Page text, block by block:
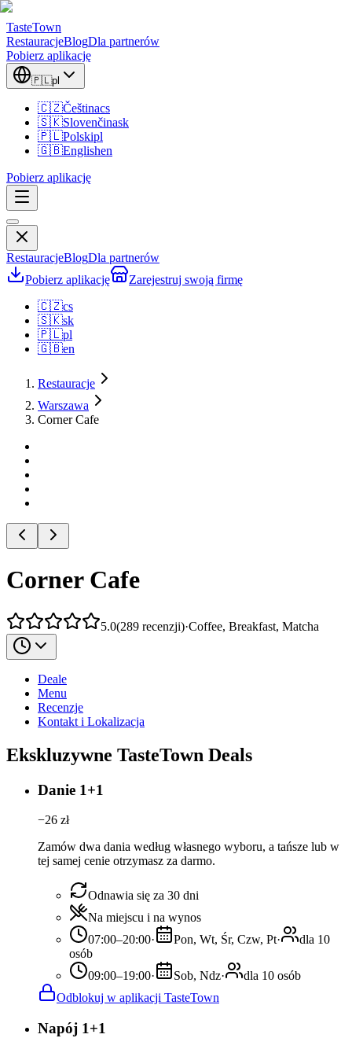
TasteTown
RestauracjeBlogDla partnerów
Pobierz aplikację
🇵🇱pl
🇨🇿Češtinacs
🇸🇰Slovenčinask
🇵🇱Polskipl
🇬🇧Englishen
Pobierz aplikację
RestauracjeBlogDla partnerów
Pobierz aplikację
Zarejestruj swoją firmę
🇨🇿cs
🇸🇰sk
🇵🇱pl
🇬🇧en
Restauracje
Warszawa
Corner Cafe
Corner Cafe
5.0(289 recenzji)·Coffee, Breakfast, Matcha
Deale
Menu
Recenzje
Kontakt i Lokalizacja
Ekskluzywne TasteTown Deals
Danie 1+1
−26 zł
Zamów dwa dania według własnego wyboru, a tańsze lub w
tej samej cenie otrzymasz za darmo.
Odnawia się za 30 dni
Na miejscu i na wynos
07:00–20:00· Pon, Wt, Śr, Czw, Pt·
dla 10
osób
09:00–19:00· Sob, Ndz·
dla 10 osób
Odblokuj w aplikacji TasteTown
Napój 1+1